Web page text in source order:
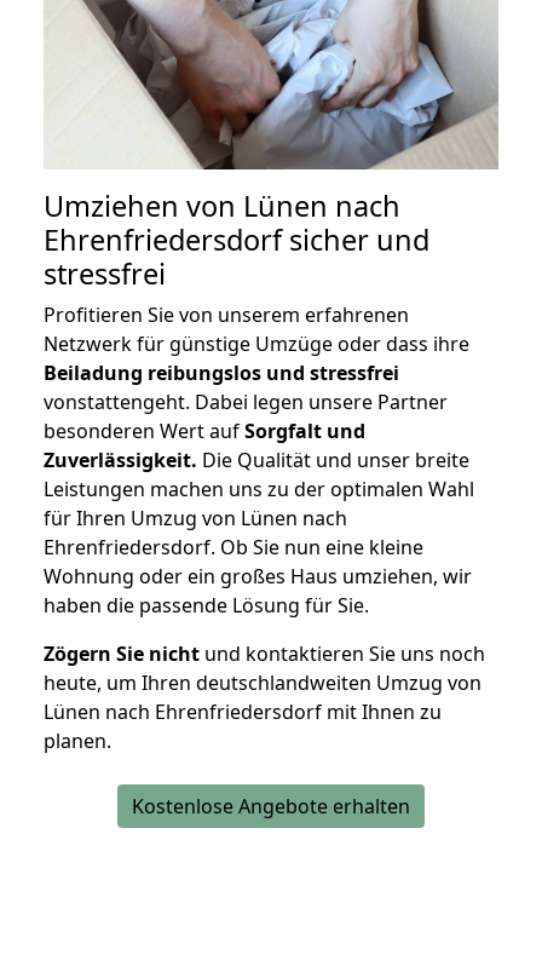
Umziehen von Lünen nach
Ehrenfriedersdorfsicher und
stressfrei
Profitieren Sie von unserem erfahrenen
Netzwerk für günstige Umzüge oder dass ihre
Beiladung reibungslos und stressfrei
vonstattengeht. Dabei legen unsere Partner
besonderen Wert aufSorgfalt und
Zuverlässigkeit. Die Qualität und unser breite
Leistungen machen uns zu der optimalen Wahl
für Ihren Umzug von Lünen nach
Ehrenfriedersdorf. Ob Sie nun eine kleine
Wohnung oder ein großes Haus umziehen, wir
haben die passende Lösung für Sie.
Zögern Sie nicht und kontaktieren Sie uns noch
heute, um Ihren deutschlandweiten Umzug von
Lünen nach Ehrenfriedersdorf mit Ihnen zu
planen.
Kostenlose Angebote erhalten